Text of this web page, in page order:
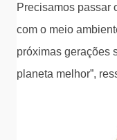
Precisamos passar
com o meio
próximas gerações
planeta melhor”,